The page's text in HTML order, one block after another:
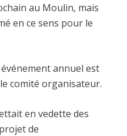
au Moulin, mais
en ce sens pour le
annuel est
comité organisateur.
en vedette des
de